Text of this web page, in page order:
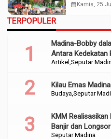
calendar_month Kamis, 25
TERPOPULER
Artikel Seputar
Madina-Bobby
Antara Kedekatan
Perencanaan
Budaya Seputar
Kilau Emas
Seputar Madina
KMM
Banjir dan